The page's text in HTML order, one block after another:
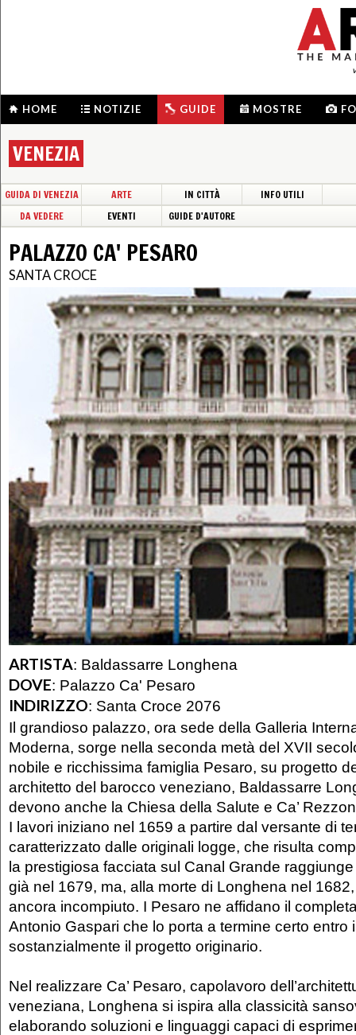
HOME NOTIZIE GUIDE MOSTRE
VENEZIA
GUIDA DI VENEZIA ARTE IN CITTÀ
INFO UTILI
DA VEDERE
EVENTI GUIDE D'AUTORE
PALAZZO CA' PESARO
SANTA CROCE
ARTISTA: Baldassarre Longhena
DOVE: Palazzo Ca' Pesaro
INDIRIZZO: Santa Croce 2076
Il grandioso palazzo, ora sede della Galleria
Moderna, sorge nella seconda metà del XVII
nobile e ricchissima famiglia Pesaro, su progetto
architetto del barocco veneziano, Baldassarre
devono anche la Chiesa della Salute e Ca’
I lavori iniziano nel 1659 a partire dal versante di
caratterizzato dalle originali logge, che risulta
la prestigiosa facciata sul Canal Grande
già nel 1679, ma, alla morte di Longhena nel
ancora incompiuto. I Pesaro ne affidano il
Antonio Gaspari che lo porta a termine certo entro
sostanzialmente il progetto originario.
Nel realizzare Ca’ Pesaro, capolavoro
veneziana, Longhena si ispira alla classicità
elaborando soluzioni e linguaggi capaci di